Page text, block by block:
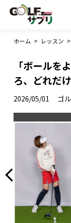
ホーム > レッスン >
「ボールを
ろ、どれだ
2026/05/01 ゴ